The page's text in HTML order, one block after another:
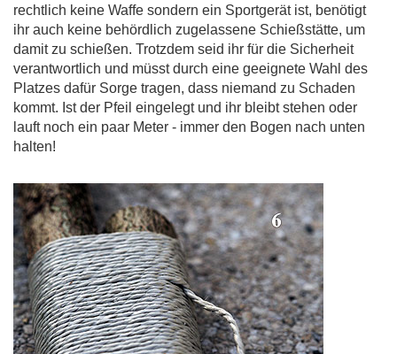
rechtlich keine Waffe sondern ein Sportgerät ist, benötigt
ihr auch keine behördlich zugelassene Schießstätte, um
damit zu schießen. Trotzdem seid ihr für die Sicherheit
verantwortlich und müsst durch eine geeignete Wahl des
Platzes dafür Sorge tragen, dass niemand zu Schaden
kommt. Ist der Pfeil eingelegt und ihr bleibt stehen oder
lauft noch ein paar Meter - immer den Bogen nach unten
halten!